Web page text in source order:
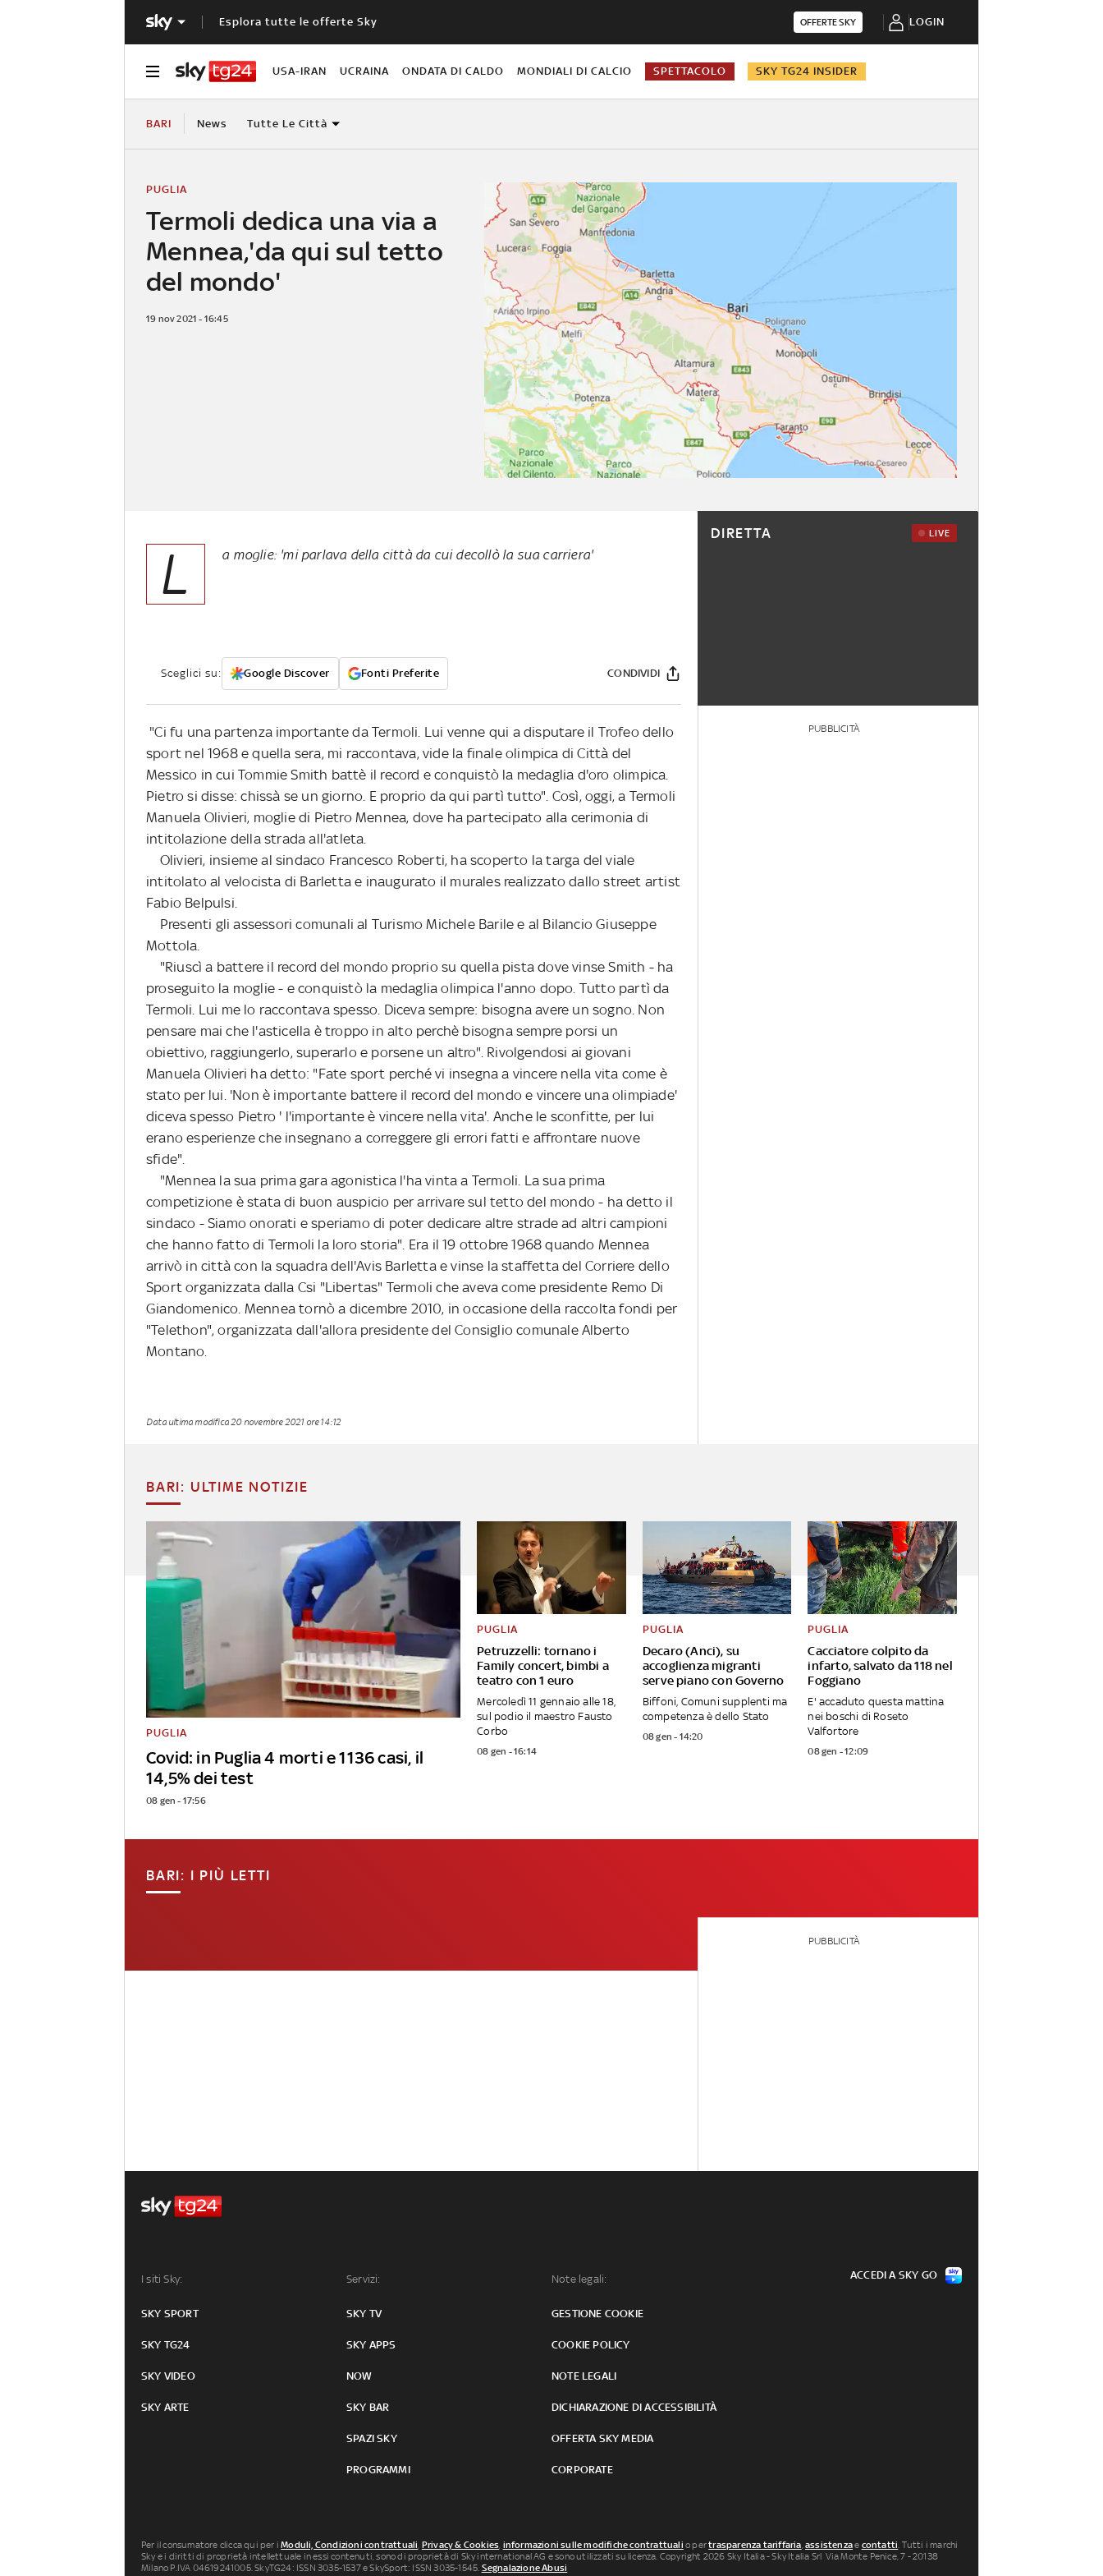
Esplora tutte le offerte Sky OFFERTE SKY LOGIN
USA-IRAN UCRAINA ONDATA DI CALDO MONDIALI DI CALCIO SPETTACOLO SKY TG24 INSIDER
BARI News Tutte Le Città
Termoli dedica una via a
Mennea,'da qui sul tetto
del mondo'
PUGLIA
19 nov 2021 - 16:45
L a moglie: 'mi parlava della città da cui decollò la sua carriera'
Sceglici su: Google Discover Fonti Preferite CONDIVIDI
"Ci fu una partenza importante da Termoli. Lui venne qui a disputare il Trofeo dello
sport nel 1968 e quella sera, mi raccontava, vide la finale olimpica di Città del
Messico in cui Tommie Smith battè il record e conquistò la medaglia d'oro olimpica.
Pietro si disse: chissà se un giorno. E proprio da qui partì tutto". Così, oggi, a Termoli
Manuela Olivieri, moglie di Pietro Mennea, dove ha partecipato alla cerimonia di
intitolazione della strada all'atleta.
Olivieri, insieme al sindaco Francesco Roberti, ha scoperto la targa del viale
intitolato al velocista di Barletta e inaugurato il murales realizzato dallo street artist
Fabio Belpulsi.
Presenti gli assessori comunali al Turismo Michele Barile e al Bilancio Giuseppe
Mottola.
"Riuscì a battere il record del mondo proprio su quella pista dove vinse Smith - ha
proseguito la moglie - e conquistò la medaglia olimpica l'anno dopo. Tutto partì da
Termoli. Lui me lo raccontava spesso. Diceva sempre: bisogna avere un sogno. Non
pensare mai che l'asticella è troppo in alto perchè bisogna sempre porsi un
obiettivo, raggiungerlo, superarlo e porsene un altro". Rivolgendosi ai giovani
Manuela Olivieri ha detto: "Fate sport perché vi insegna a vincere nella vita come è
stato per lui. 'Non è importante battere il record del mondo e vincere una olimpiade'
diceva spesso Pietro ' l'importante è vincere nella vita'. Anche le sconfitte, per lui
erano esperienze che insegnano a correggere gli errori fatti e affrontare nuove
sfide".
"Mennea la sua prima gara agonistica l'ha vinta a Termoli. La sua prima
competizione è stata di buon auspicio per arrivare sul tetto del mondo - ha detto il
sindaco - Siamo onorati e speriamo di poter dedicare altre strade ad altri campioni
che hanno fatto di Termoli la loro storia". Era il 19 ottobre 1968 quando Mennea
arrivò in città con la squadra dell'Avis Barletta e vinse la staffetta del Corriere dello
Sport organizzata dalla Csi "Libertas" Termoli che aveva come presidente Remo Di
Giandomenico. Mennea tornò a dicembre 2010, in occasione della raccolta fondi per
"Telethon", organizzata dall'allora presidente del Consiglio comunale Alberto
Montano.
Data ultima modifica 20 novembre 2021 ore 14:12
DIRETTA LIVE
PUBBLICITÀ
BARI: ULTIME NOTIZIE
Covid: in Puglia 4 morti e 1136 casi, il
14,5% dei test
PUGLIA
08 gen - 17:56
Petruzzelli: tornano i
Family concert, bimbi a
teatro con 1 euro
PUGLIA
Mercoledì 11 gennaio alle 18,
sul podio il maestro Fausto
Corbo
08 gen - 16:14
Decaro (Anci), su
accoglienza migranti
serve piano con Governo
PUGLIA
Biffoni, Comuni supplenti ma
competenza è dello Stato
08 gen - 14:20
Cacciatore colpito da
infarto, salvato da 118 nel
Foggiano
PUGLIA
E' accaduto questa mattina
nei boschi di Roseto
Valfortore
08 gen - 12:09
BARI: I PIÙ LETTI
PUBBLICITÀ
I siti Sky:
SKY SPORT
SKY TG24
SKY VIDEO
SKY ARTE
Servizi:
SKY TV
SKY APPS
NOW
SKY BAR
SPAZI SKY
PROGRAMMI
Note legali:
GESTIONE COOKIE
COOKIE POLICY
NOTE LEGALI
DICHIARAZIONE DI ACCESSIBILITÀ
OFFERTA SKY MEDIA
CORPORATE
ACCEDI A SKY GO
Per il consumatore clicca qui per iModuli, Condizioni contrattuali, Privacy & Cookies, informazioni sulle modifiche contrattuali o pertrasparenza tariffaria,assistenzae contatti. Tutti i marchi
Sky e i diritti di proprietà intellettuale in essi contenuti, sono di proprietà di Sky international AG e sono utilizzati su licenza. Copyright 2026 Sky Italia - Sky Italia Srl Via Monte Penice, 7 - 20138
Milano P.IVA 04619241005. SkyTG24: ISSN 3035-1537 e SkySport: ISSN 3035-1545. Segnalazione Abusi